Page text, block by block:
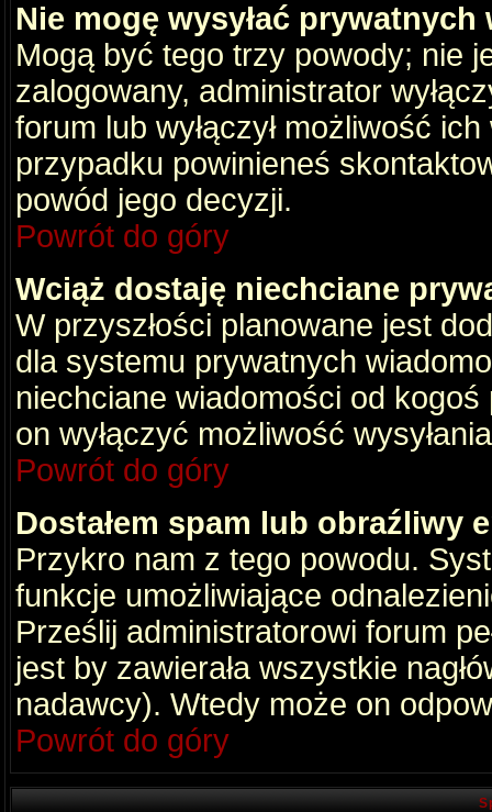
Nie mogę wysyłać
Mogą być tego trzy powody; nie
zalogowany, administrator
forum lub wyłączył możliwość
przypadku powinieneś
powód jego decyzji.
Powrót do góry
Wciąż dostaję niechciane
W przyszłości planowane jest
dla systemu prywatnych
niechciane wiadomości od
on wyłączyć możliwość
Powrót do góry
Dostałem spam lub obraźliwy
Przykro nam z tego powodu.
funkcje umożliwiające
Prześlij administratorowi forum
jest by zawierała wszystkie
nadawcy). Wtedy może on
Powrót do góry